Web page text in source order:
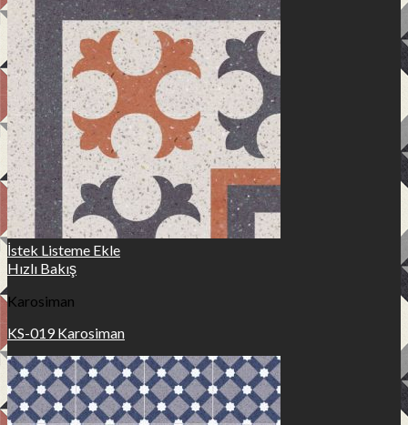
İstek Listeme Ekle
Hızlı Bakış
Karosiman
KS-019 Karosiman